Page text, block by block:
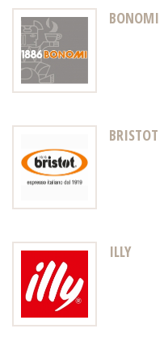
BONOMI
BRISTOT
ILLY